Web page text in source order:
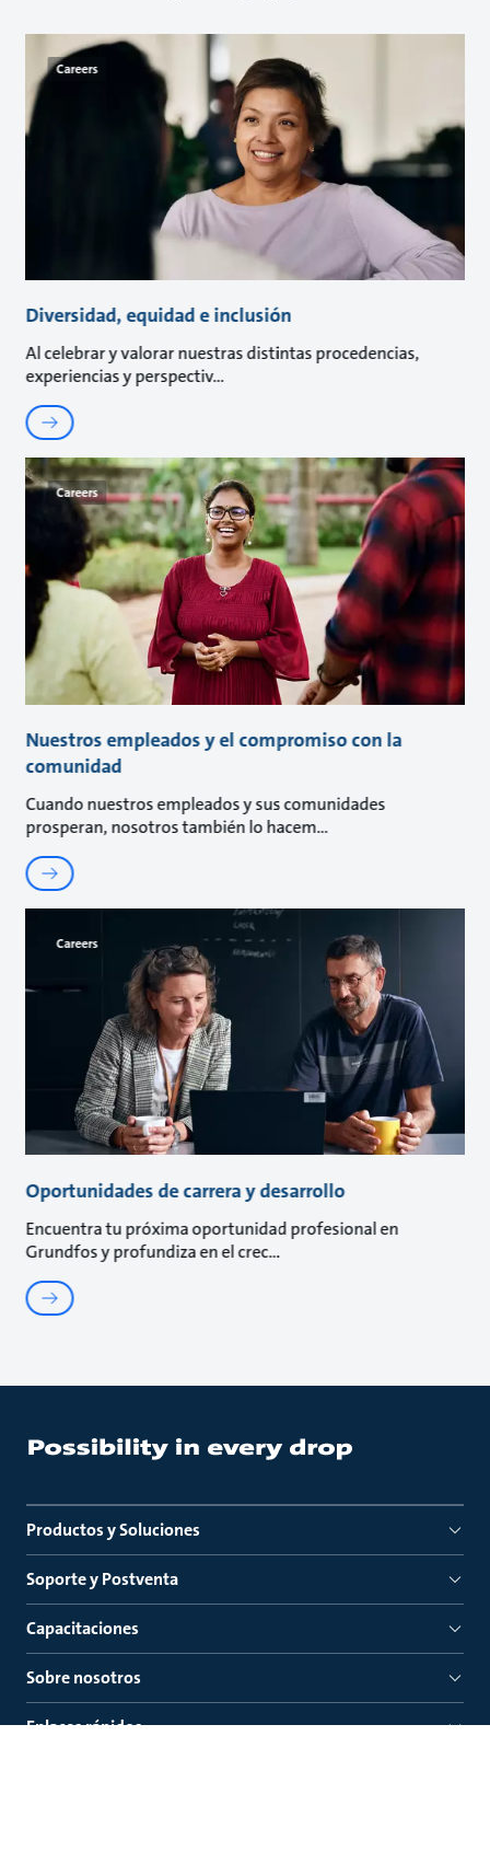
Careers
Diversidad, equidad e inclusión
Al celebrar y valorar nuestras distintas procedencias,
experiencias y perspectiv
Careers
Nuestros empleados y el compromiso con la
comunidad
Cuando nuestros empleados y sus comunidades
prosperan, nosotros también lo hacem
Careers
Oportunidades de carrera y desarrollo
Encuentra tu próxima oportunidad profesional en
Grundfos y profundiza en el crec
Productos y Soluciones
Soporte y Postventa
Capacitaciones
Sobre nosotros
Enlaces rápidos